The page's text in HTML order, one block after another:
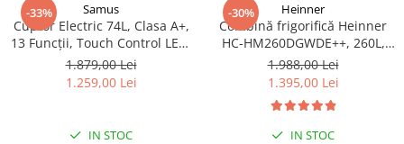
-33% Samus
Cuptor Electric 74L, Clasa A+,
13 Funcții, Touch Control LED,
Panou Sticlă Neagră – Grill,
Convectie 3D, Autocurățare
Catalitică + Accesorii Incluse
1.879,00 Lei
1.259,00 Lei
IN STOC
-30% Heinner
Combină frigorifică Heinner
HC-HM260DGWDE++, 260L,
Clasa E, Dozator Apă, Control
Electronic, LED, 180 cm, Gri
Antracit Texturat
1.988,00 Lei
1.395,00 Lei
IN STOC